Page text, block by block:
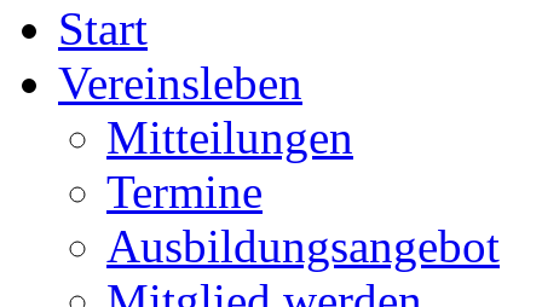
Start
Vereinsleben
Mitteilungen
Termine
Ausbildungsangebot